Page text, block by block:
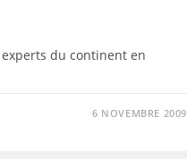
experts du continent en
6 NOVEMBRE 2009